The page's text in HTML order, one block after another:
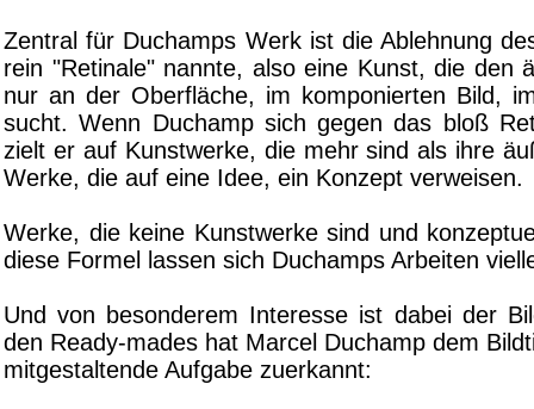
Zentral für Duchamps Werk ist die Ablehnung
rein "Retinale" nannte, also eine Kunst, die den
nur an der Oberfläche, im komponierten Bild,
sucht. Wenn Duchamp sich gegen das bloß
zielt er auf Kunstwerke, die mehr sind als ihre
Werke, die auf eine Idee, ein Konzept verweisen.
Werke, die keine Kunstwerke sind und
diese Formel lassen sich Duchamps Arbeiten
Und von besonderem Interesse ist dabei der
den Ready-mades hat Marcel Duchamp dem
mitgestaltende Aufgabe zuerkannt: